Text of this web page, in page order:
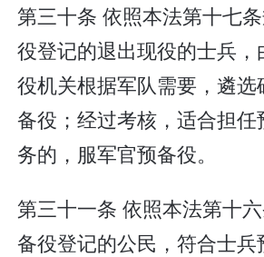
第三十条 依照本法第十七
役登记的退出现役的士兵，
役机关根据军队需要，遴选
备役；经过考核，适合担任
务的，服军官预备役。
第三十一条 依照本法第十
备役登记的公民，符合士兵